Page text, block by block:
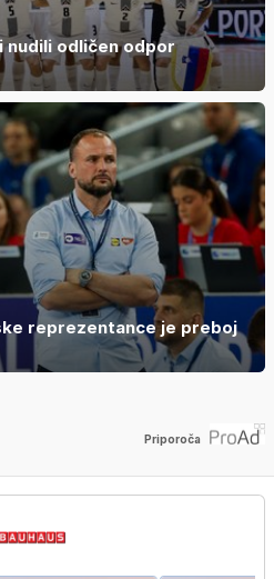
nudili odličen odpor
reprezentance je preboj
Priporoča